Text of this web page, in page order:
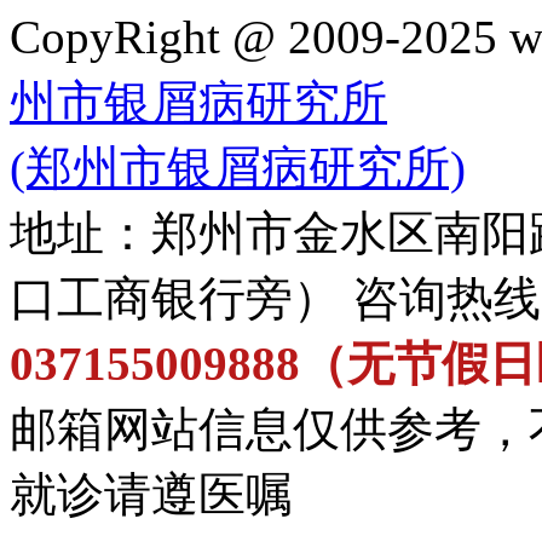
CopyRight @ 2009-2025
州市银屑病研究所
(郑州市银屑病研究所)
地址：郑州市金水区南
口工商银行旁） 咨询热
037155009888（无节假
邮箱网站信息仅供参考
就诊请遵医嘱